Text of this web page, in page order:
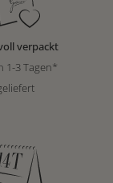
verpackt
1-3 Tagen*